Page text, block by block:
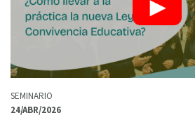
SEMINARIO
24/ABR/2026